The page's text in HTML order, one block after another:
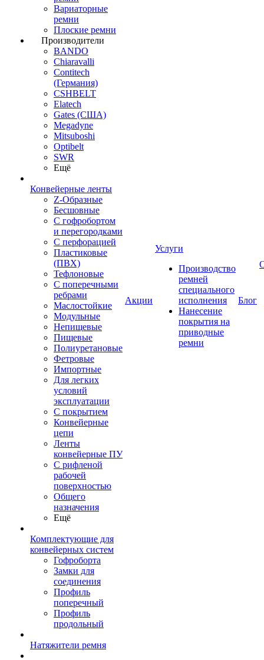
Вариаторные
ремни
Плоские ремни
Производители
BANDO
Chiaravalli
Contitech
(Германия)
CSHBELT
Elatech
Gates (США)
Megadyne
Mitsuboshi
Optibelt
SWR
Ещё
Конвейерные ленты
Z-Образные
Бесшовные
С гофробортом
и перегородками
С перфорацией
Пластиковые
(ПВХ)
Тефлоновые
С поперечными
ребрами
Маслостойкие
Модульные
Непищевые
Пищевые
Полиуретановые
Фетровые
Импортные
Для легких
условий
эксплуатации
С покрытием
Конвейерные
цепи
Ленты
конвейерные ПУ
С рифленой
рабочей
поверхностью
Общего
назначения
Ещё
Комплектующие для
конвейерных систем
Гофроборта
Замки для
соединения
Профиль
поперечный
Профиль
продольный
Натяжители ремня
Акции
Услуги
Производство
ремней
специального
исполнения
Нанесение
покрытия на
приводные
ремни
Блог